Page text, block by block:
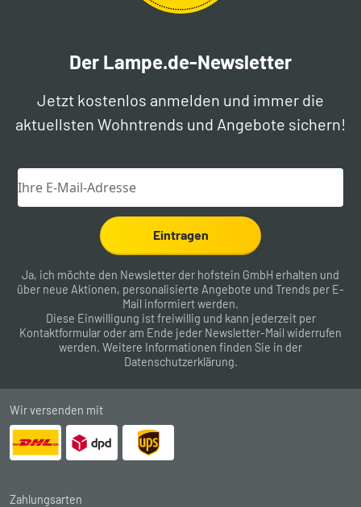
Der Lampe.de-Newsletter
Jetzt kostenlos anmelden und immer die
aktuellsten Wohntrends und Angebote sichern!
Eintragen
Ja, ich möchte den Newsletter der hofstein GmbH erhalten und
über neue Aktionen, personalisierte Angebote und Trends per E-
Mail informiert werden.
Diese Einwilligung ist freiwillig und kann jederzeit per
Kontaktformular oder am Ende jeder Newsletter-Mail widerrufen
werden. Weitere Informationen finden Sie in der
Datenschutzerklärung.
Wir versenden mit
Zahlungsarten